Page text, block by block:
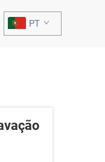
PT